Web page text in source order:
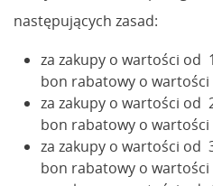
następujących zasad:
za zakupy o wartości od
bon rabatowy o wartości
za zakupy o wartości od
bon rabatowy o wartości
za zakupy o wartości od
bon rabatowy o wartości